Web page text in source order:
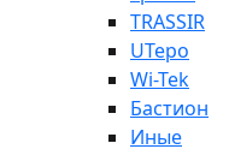
TRASSIR
UTepo
Wi-Tek
Бастион
Иные